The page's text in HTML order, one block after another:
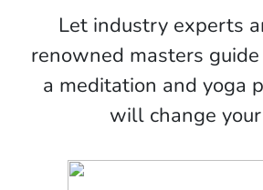
Let industry experts
renowned masters
a meditation and yoga
will change